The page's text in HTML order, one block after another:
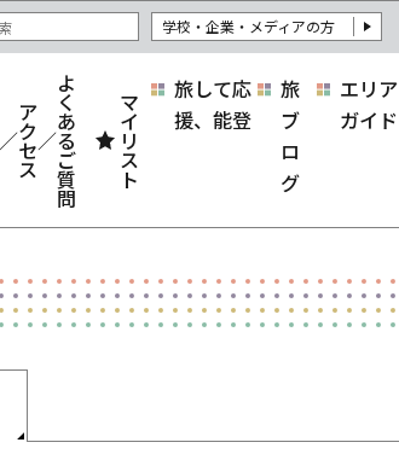
学校・企業・メディアの方
ア
ク
セ
ス
よ
く
あ
る
ご
質
問
マ
イ
リ
ス
ト
旅して応
援、能登
旅
ブ
ロ
グ
エリア
ガイド